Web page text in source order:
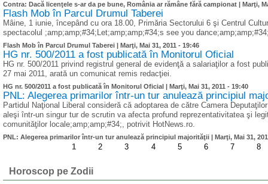
Contra: Dacă licenţele s-ar da pe bune, România ar rămâne fără campionat | Marţi,
Flash Mob în Parcul Drumul Taberei
Mâine, 1 iunie, începând cu ora 18.00, Primăria Sectorului 6 şi Centrul
spectacolul ;amp;amp;#34;Let;amp;amp;#34;s see you
Flash Mob în Parcul Drumul Taberei | Marţi, Mai 31, 2011 - 19:46
HG nr. 500/2011 a fost publicată în Monitorul Oficial
HG nr. 500/2011 privind registrul general de evidenţă a salariaţilor a fost
27 mai 2011, arată un comunicat remis redacţiei.
HG nr. 500/2011 a fost publicată în Monitorul Oficial | Marţi, Mai 31, 2011 - 19:40
PNL: Alegerea primarilor într-un tur anulează principiul
Partidul Naţional Liberal consideră că adoptarea de către Camera
aleşi într-un singur tur de scrutin va afecta profund reprezentativitatea şi
comunităţilor locale;amp;amp;#34;, potrivit HotNews.ro.
PNL: Alegerea primarilor într-un tur anulează principiul majorităţii | Marţi, Mai 31,
1 2 3 4 5 6 7 8
Horoscop pe Zodii